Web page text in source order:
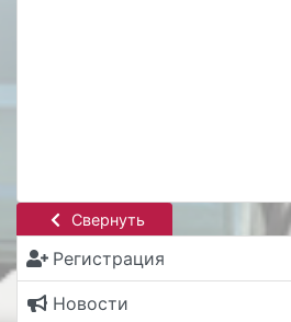
Свернуть
Регистрация
Новости